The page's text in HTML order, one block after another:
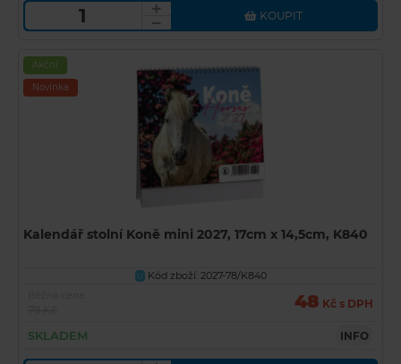
KOUPIT
Akční
Novinka
Kalendář stolní Koně mini 2027, 17cm x 14,5cm, K840
U Kód zboží: 2027-78/K840
48 Kč s DPH
SKLADEM INFO